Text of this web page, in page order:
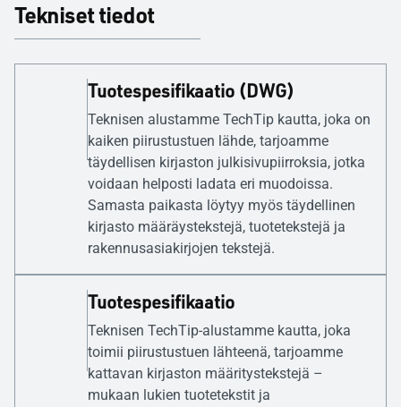
Tekniset tiedot
Tuotespesifikaatio (DWG)
Teknisen alustamme TechTip kautta, joka on
kaiken piirustustuen lähde, tarjoamme
täydellisen kirjaston julkisivupiirroksia, jotka
voidaan helposti ladata eri muodoissa.
Samasta paikasta löytyy myös täydellinen
kirjasto määräystekstejä, tuotetekstejä ja
rakennusasiakirjojen tekstejä.
Tuotespesifikaatio
Teknisen TechTip-alustamme kautta, joka
toimii piirustustuen lähteenä, tarjoamme
kattavan kirjaston määritystekstejä –
mukaan lukien tuotetekstit ja